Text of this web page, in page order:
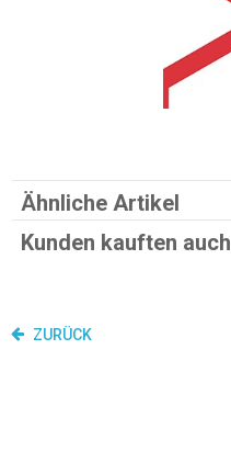
Ähnliche Artikel
Kunden kauften auch
ZURÜCK